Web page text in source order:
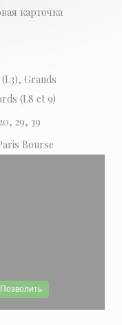
карточка
Grands
(L8 et 9)
29, 39
Bourse
Позволить